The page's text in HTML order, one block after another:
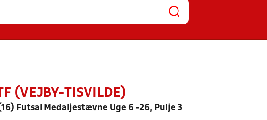
(VEJBY-TISVILDE)
Futsal Medaljestævne Uge 6 -26, Pulje 3